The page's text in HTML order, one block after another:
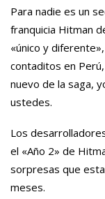
Para nadie es un
franquicia Hitman
«único y
contaditos en
nuevo de la saga,
ustedes.
Los
el «Año 2» de
sorpresas que
meses.